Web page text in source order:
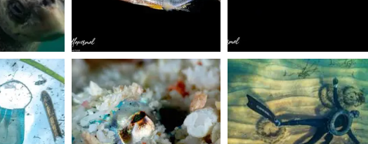
scuba_people_magazine scuba_people_magazine